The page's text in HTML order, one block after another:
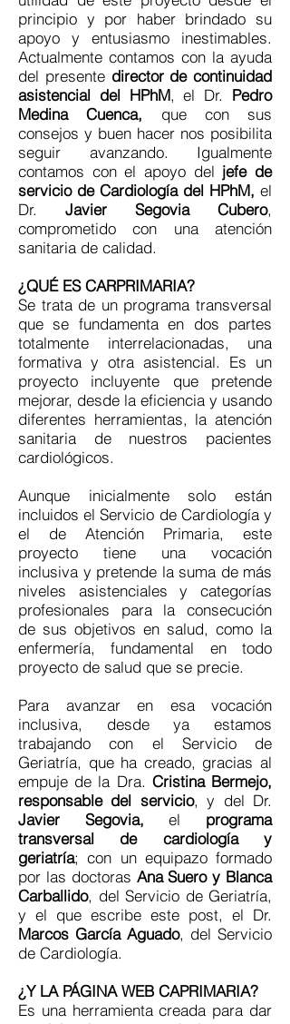
principio y por haber brindado su
apoyo y entusiasmo inestimables.
Actualmente contamos con la ayuda
del presente director de continuidad
asistencial del HPhM, el Dr.
Pedro
Medina Cuenca, que con sus
consejos y buen hacer nos posibilita
seguir avanzando. Igualmente
contamos con el apoyo del jefe de
servicio de Cardiología del HPhM, el
Dr. Javier Segovia Cubero,
comprometido con una atención
sanitaria de calidad.
¿QUÉ ES CARPRIMARIA?
Se trata de un programa transversal
que se fundamenta en dos partes
totalmente interrelacionadas, una
formativa y otra asistencial. Es un
proyecto incluyente que pretende
mejorar, desde la eficiencia y usando
diferentes herramientas, la atención
sanitaria de nuestros pacientes
cardiológicos.
Aunque inicialmente solo están
incluidos el Servicio de Cardiología y
el de Atención Primaria, este
proyecto tiene una vocación
inclusiva y pretende la suma de más
niveles asistenciales y categorías
profesionales para la consecución
de sus objetivos en salud, como la
enfermería, fundamental en todo
proyecto de salud que se precie.
Para avanzar en esa vocación
inclusiva, desde ya estamos
trabajando con el Servicio de
Geriatría, que ha creado, gracias al
empuje de la Dra. Cristina Bermejo,
responsable del servicio, y del Dr.
Javier Segovia,el programa
transversal de cardiología y
geriatría; con un equipazo formado
por las doctoras Ana Suero y Blanca
Carballido, del Servicio de Geriatría,
y el que escribe este post, el Dr.
Marcos García Aguado, del Servicio
de Cardiología.
¿Y LA PÁGINA WEB CAPRIMARIA?
Es una herramienta creada para dar